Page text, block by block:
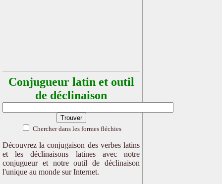
Conjugueur latin et outil
de déclinaison
Chercher dans les formes fléchies
Découvrez la conjugaison des verbes latins
et les déclinaisons latines avec notre
conjugueur et notre outil de déclinaison
l'unique au monde sur Internet.